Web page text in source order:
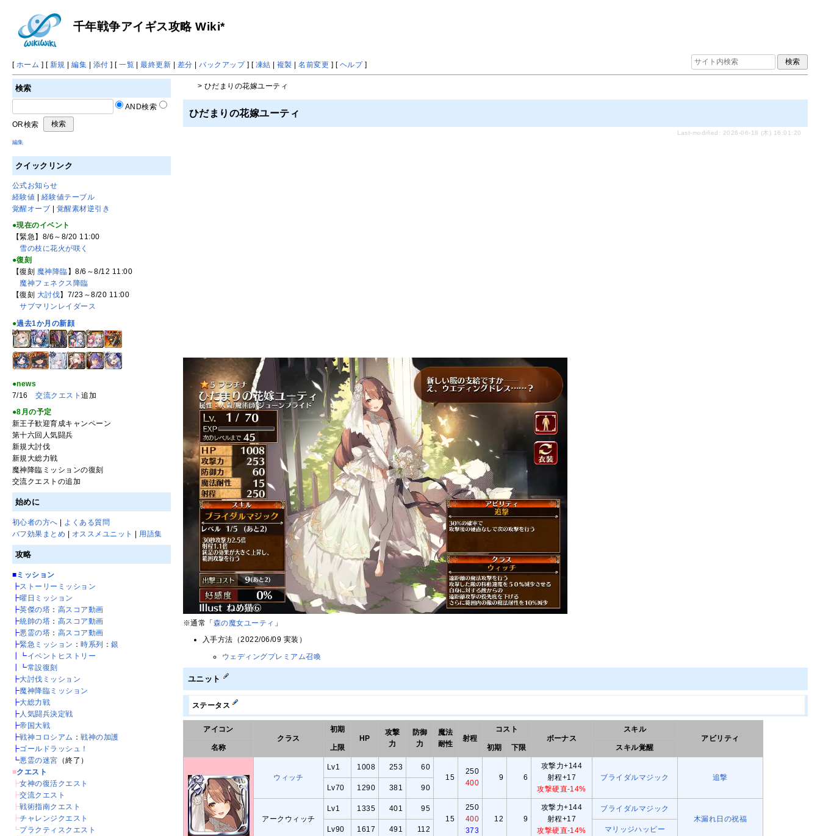
千年戦争アイギス攻略 Wiki*
[ ホーム ] [ 新規 |編集 | 添付 ] [一覧 |最終更新 | 差分 |バックアップ] [ 凍結 | 複製 |名前変更 ] [ ヘルプ]
> ひだまりの花嫁ユーティ
ひだまりの花嫁ユーティ
Last-modified: 2026-06-18 (木) 16:01:20
※通常「森の魔女ユーティ 」
入手方法（2022/06/09 実装）
ウェディングプレミアム召喚
ユニット
ステータス
アイコン
クラス
初期
HP
攻撃
力
防御
力
魔法
耐性
射程
コスト
ボーナス
スキル
アビリティ
名称
上限 初期 下限 スキル覚醒
ウィッチ
Lv1 1008 253
60
15
250
400
9 6
攻撃力+144
射程+17
攻撃硬直-14%
ブライダルマジック
追撃
Lv70
1290 381 90
アークウィッチ
Lv1 1335 401
95
15
250
400
373
12 9
攻撃力+144
射程+17
攻撃硬直-14%
ブライダルマジック
木漏れ日の祝福
Lv90
1617 491 112 マリッジハッピー
検索
AND検索
OR検索
編集
クイックリンク
公式お知らせ
経験値
経験値テーブル
覚醒オーブ
覚醒素材逆引き
●現在のイベント
【緊急】8/6～8/20 11:00
雪の枝に花火が咲く
●復刻
【復刻 魔神降臨 】8/6～8/12 11:00
魔神フェネクス降臨
【復刻 大討伐】7/23～8/20 11:00
サブマリンレイダース
●過去1か月の新顔
●news
7/16交流クエスト追加
●8月の予定
新王子歓迎育成キャンペーン
第十六回人気闘兵
新規大討伐
新規大総力戦
魔神降臨ミッションの復刻
交流クエストの追加
始めに
初心者の方へ | よくある質問
バフ効果まとめ | オススメユニット | 用語集
攻略
■ ミッション
┣ストーリーミッション
┣曜日ミッション
┣英傑の塔 ： 高スコア動画
┣統帥の塔 ： 高スコア動画
┣悪霊の塔 ： 高スコア動画
┣緊急ミッション ：時系列 ：銀
┃┗イベントヒストリー
┃┗常設復刻
┣大討伐ミッション
┣魔神降臨ミッション
┣大総力戦
┣ 人気闘兵決定戦
┣帝国大戦
┣戦神コロシアム ：戦神の加護
┣ゴールドラッシュ！
┗悪霊の迷宮 （終了）
■クエスト
┣女神の復活クエスト
┣交流クエスト
┣戦術指南クエスト
┣チャレンジクエスト
┗プラクティスクエスト